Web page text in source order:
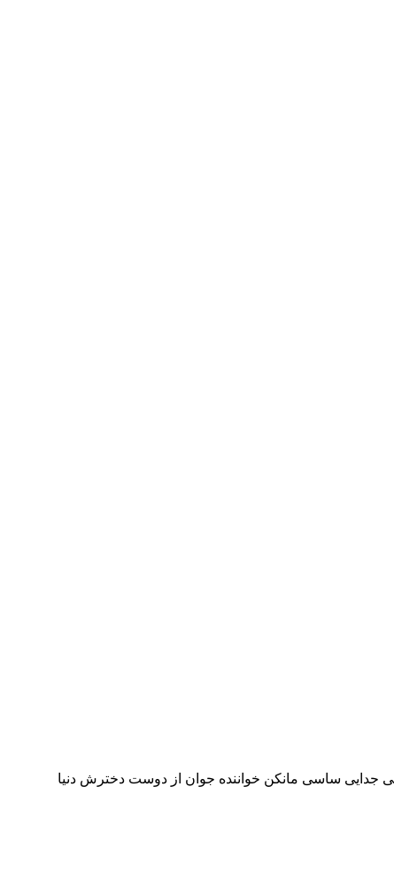
جدایی ساسی مانکن خواننده جوان از دوست دخترش دنیا